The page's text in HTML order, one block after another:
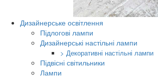
Дизайнерське освітлення
Підлогові лампи
Дизайнерські настільні лампи
> Декоративні настільні лампи
Підвісні світильники
Лампи